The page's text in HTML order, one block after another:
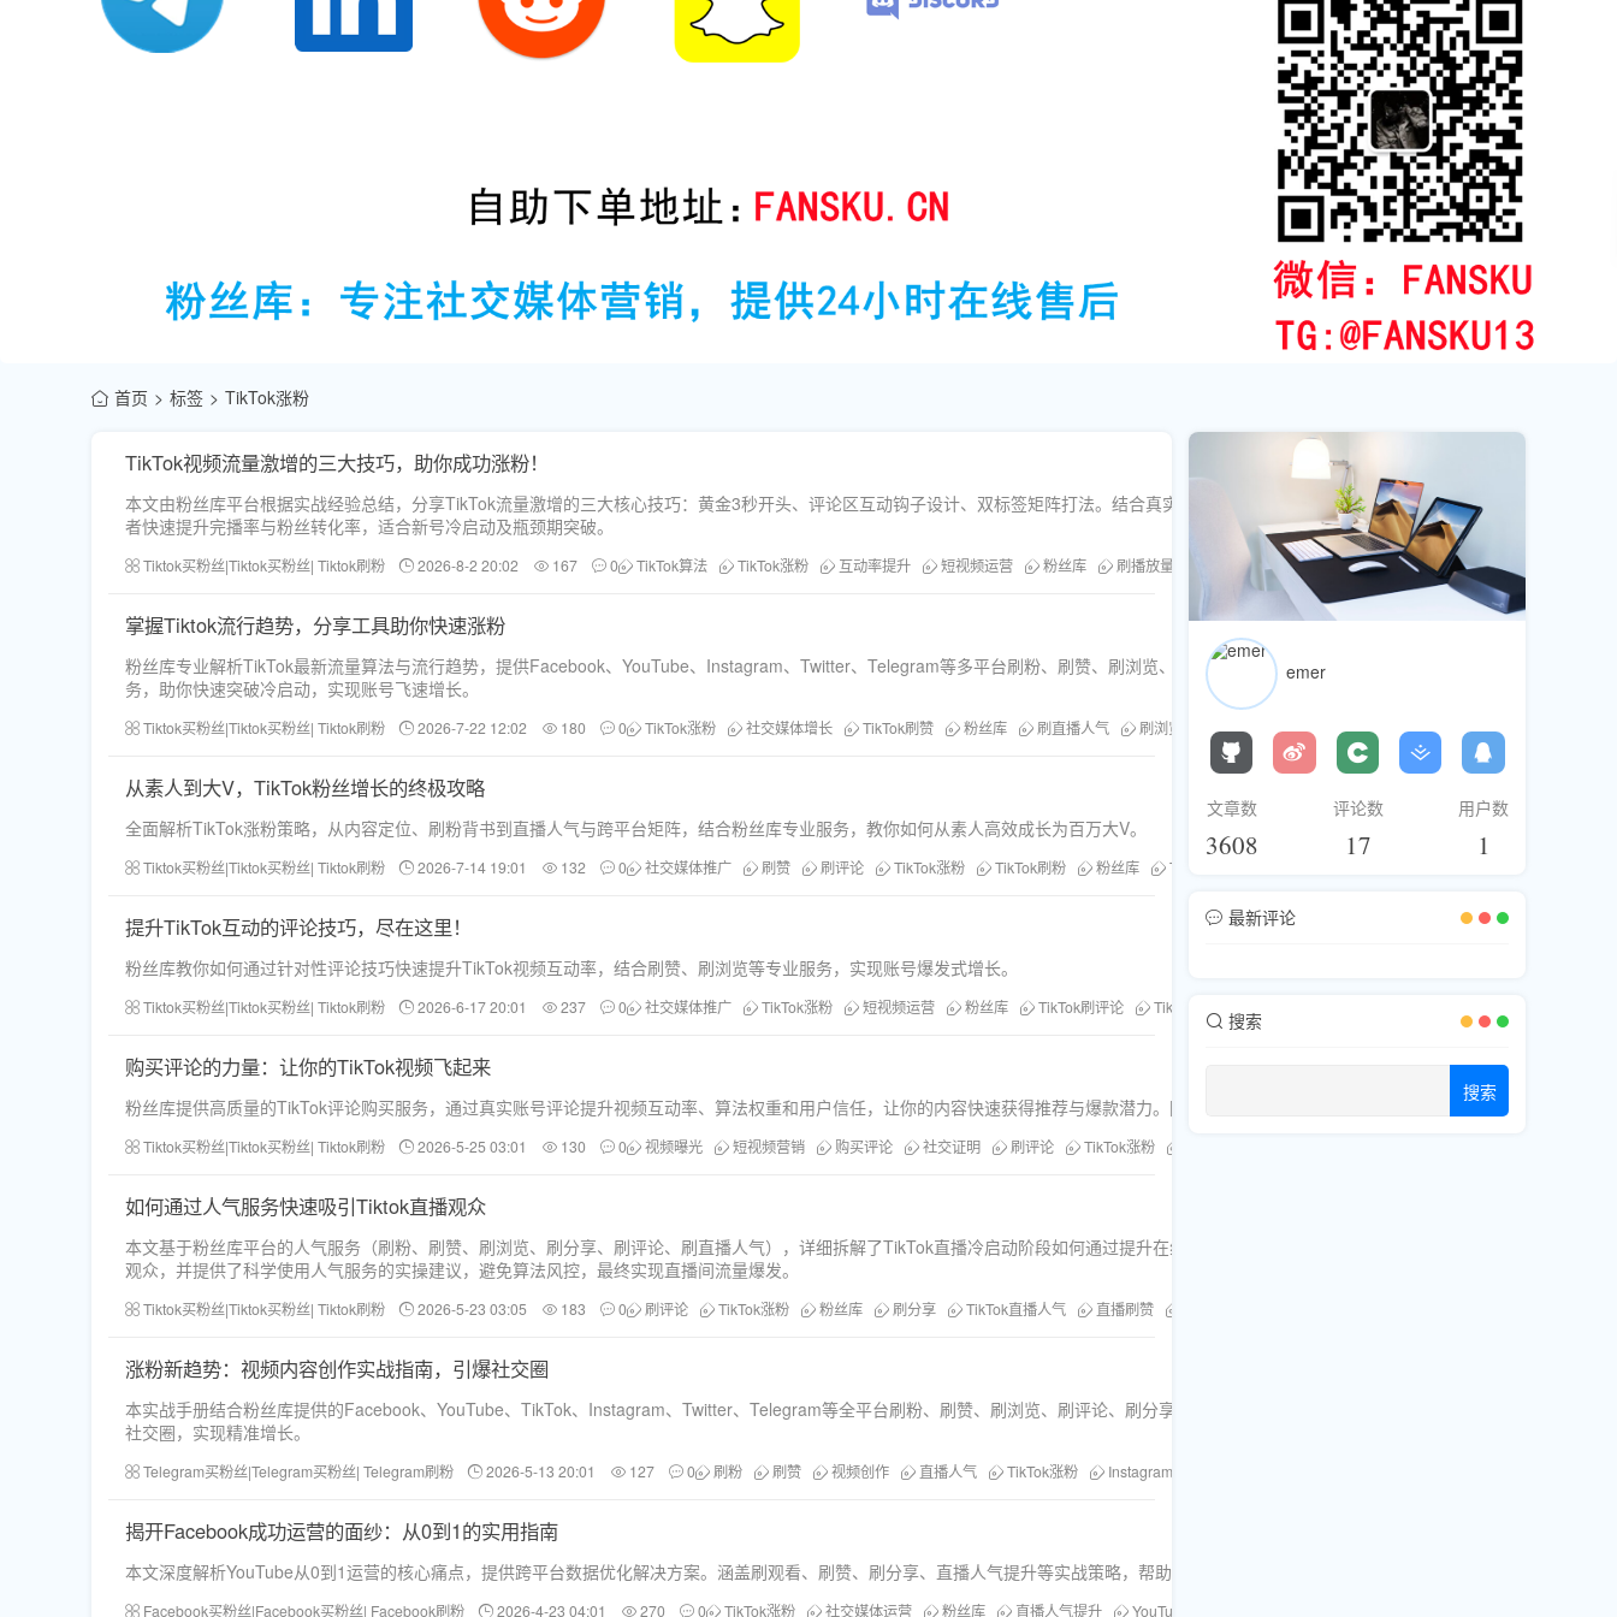
首页 标签 TikTok涨粉
TikTok视频流量激增的三大技巧，助你成功涨粉！
本文由粉丝库平台根据实战经验总结，分享TikTok流量激增的三大核心技巧：黄金3秒开头、评论区互动钩子设计、双标签矩阵打法。结合真实数据与算法逻辑，帮助创作
者快速提升完播率与粉丝转化率，适合新号冷启动及瓶颈期突破。
Tiktok买粉丝|Tiktok买粉丝| Tiktok刷粉 2026-8-2 20:02 167 0 TikTok算法 TikTok涨粉 互动率提升 短视频运营 粉丝库 刷播放量 TikTok流量技巧 热门标签
掌握Tiktok流行趋势，分享工具助你快速涨粉
粉丝库专业解析TikTok最新流量算法与流行趋势，提供Facebook、YouTube、Instagram、Twitter、Telegram等多平台刷粉、刷赞、刷浏览、刷分享、刷评论、刷直播人气服
务，助你快速突破冷启动，实现账号飞速增长。
Tiktok买粉丝|Tiktok买粉丝| Tiktok刷粉 2026-7-22 12:02 180 0 TikTok涨粉 社交媒体增长 TikTok刷赞 粉丝库 刷直播人气 刷浏览 TikTok流行趋势 短视频涨粉工具
从素人到大V，TikTok粉丝增长的终极攻略
全面解析TikTok涨粉策略，从内容定位、刷粉背书到直播人气与跨平台矩阵，结合粉丝库专业服务，教你如何从素人高效成长为百万大V。
Tiktok买粉丝|Tiktok买粉丝| Tiktok刷粉 2026-7-14 19:01 132 0 社交媒体推广 刷赞 刷评论 TikTok涨粉 TikTok刷粉 粉丝库 TikTok直播人气
提升TikTok互动的评论技巧，尽在这里！
粉丝库教你如何通过针对性评论技巧快速提升TikTok视频互动率，结合刷赞、刷浏览等专业服务，实现账号爆发式增长。
Tiktok买粉丝|Tiktok买粉丝| Tiktok刷粉 2026-6-17 20:01 237 0 社交媒体推广 TikTok涨粉 短视频运营 粉丝库 TikTok刷评论 TikTok互动技巧
购买评论的力量：让你的TikTok视频飞起来
粉丝库提供高质量的TikTok评论购买服务，通过真实账号评论提升视频互动率、算法权重和用户信任，让你的内容快速获得推荐与爆款潜力。附实战策略与安全指南。
Tiktok买粉丝|Tiktok买粉丝| Tiktok刷粉 2026-5-25 03:01 130 0 视频曝光 短视频营销 购买评论 社交证明 刷评论 TikTok涨粉
如何通过人气服务快速吸引Tiktok直播观众
本文基于粉丝库平台的人气服务（刷粉、刷赞、刷浏览、刷分享、刷评论、刷直播人气），详细拆解了TikTok直播冷启动阶段如何通过提升在线基数、互动率、跨平台引流等手段快速获取首批真实
观众，并提供了科学使用人气服务的实操建议，避免算法风控，最终实现直播间流量爆发。
Tiktok买粉丝|Tiktok买粉丝| Tiktok刷粉 2026-5-23 03:05 183 0 刷评论 TikTok涨粉 粉丝库 刷分享 TikTok直播人气 直播刷赞
涨粉新趋势：视频内容创作实战指南，引爆社交圈
本实战手册结合粉丝库提供的Facebook、YouTube、TikTok、Instagram、Twitter、Telegram等全平台刷粉、刷赞、刷浏览、刷评论、刷分享及直播人气服务，详解如何通过视频内容创作与数据策略
社交圈，实现精准增长。
Telegram买粉丝|Telegram买粉丝| Telegram刷粉 2026-5-13 20:01 127 0 刷粉 刷赞 视频创作 直播人气 TikTok涨粉 Instagram刷赞
揭开Facebook成功运营的面纱：从0到1的实用指南
本文深度解析YouTube从0到1运营的核心痛点，提供跨平台数据优化解决方案。涵盖刷观看、刷赞、刷分享、直播人气提升等实战策略，帮助创作者突破冷启动瓶颈。
Facebook买粉丝|Facebook买粉丝| Facebook刷粉 2026-4-23 04:01 270 0 TikTok涨粉 社交媒体运营 粉丝库 直播人气提升 YouTube刷订阅
emer
文章数
3608
评论数
17
用户数
1
最新评论
搜索
搜索